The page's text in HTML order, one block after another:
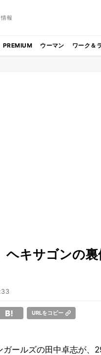
報
PREMIUM ウーマン ワーク＆
ヘキサゴンの
URLをコピー
ガールズの田中卓志が、